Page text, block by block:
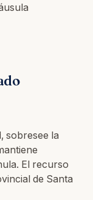
sobresee la
El recurso
de Santa